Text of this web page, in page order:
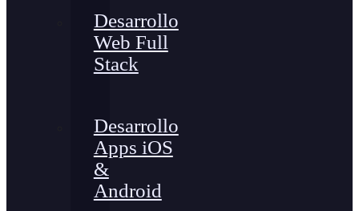
Desarrollo
Web Full
Stack
Desarrollo
Apps iOS
&
Android